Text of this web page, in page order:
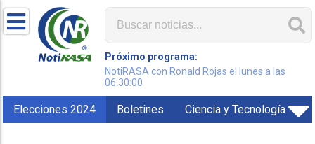
Próximo programa:
NotiRASA con Ronald Rojas el lunes a las
06:30:00
Elecciones 2024 Boletines Ciencia y Tecnología